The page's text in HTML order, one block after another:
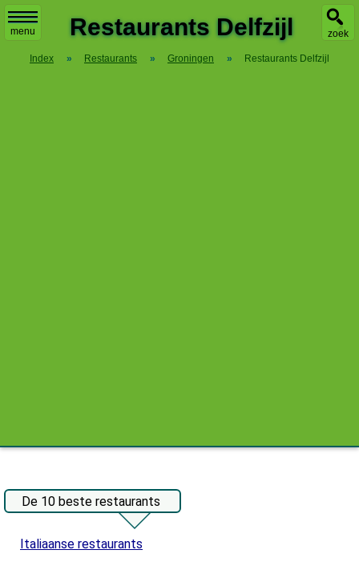
menu zoek
Restaurants Delfzijl
Index » Restaurants » Groningen » Restaurants Delfzijl
De 10 beste restaurants
Italiaanse restaurants